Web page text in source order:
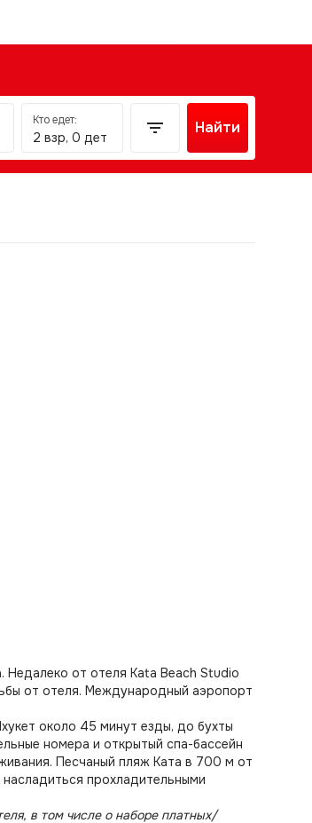
Кто едет:
2 взр, 0 дет
Найти
от отеля Kata Beach Studio
от отеля. Международный аэропорт
около 45 минут езды, до бухты
номера и открытый спа-бассейн
Песчаный пляж Ката в 700 м от
прохладительными
в том числе о наборе платных/